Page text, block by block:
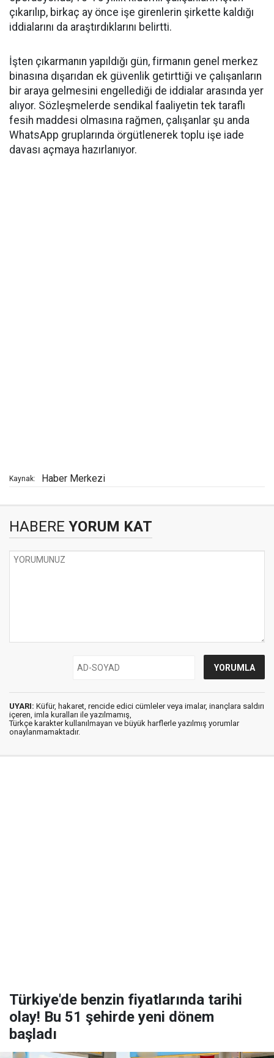
çıkarılıp, birkaç ay önce işe girenlerin şirkette kaldığı
iddialarını da araştırdıklarını belirtti.
İşten çıkarmanın yapıldığı gün, firmanın genel merkez
binasına dışarıdan ek güvenlik getirttiği ve çalışanların
bir araya gelmesini engellediği de iddialar arasında yer
alıyor. Sözleşmelerde sendikal faaliyetin tek taraflı
fesih maddesi olmasına rağmen, çalışanlar şu anda
WhatsApp gruplarında örgütlenerek toplu işe iade
davası açmaya hazırlanıyor.
Kaynak: Haber Merkezi
HABERE YORUM KAT
UYARI: Küfür, hakaret, rencide edici cümleler veya imalar, inançlara saldırı
içeren, imla kuralları ile yazılmamış,
Türkçe karakter kullanılmayan ve büyük harflerle yazılmış yorumlar
onaylanmamaktadır.
Türkiye'de benzin fiyatlarında tarihi
olay! Bu 51 şehirde yeni dönem
başladı